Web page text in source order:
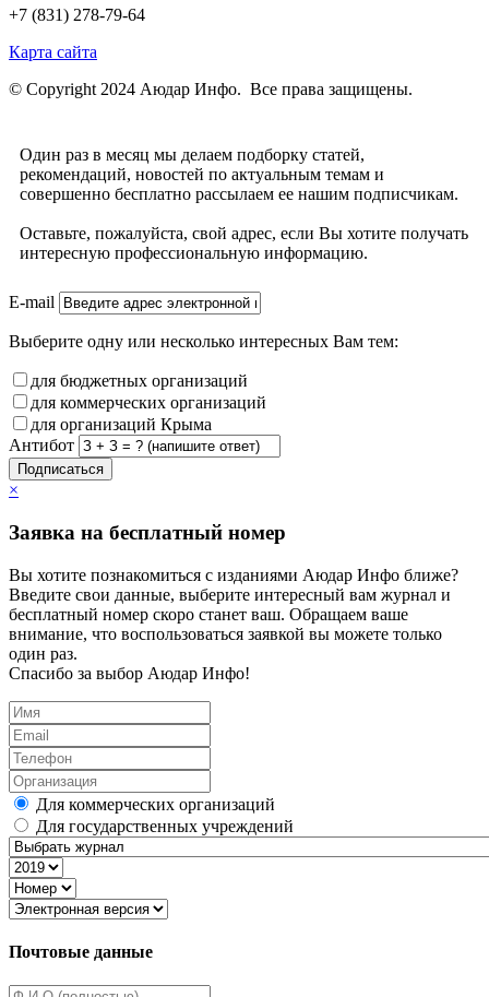
+7 (831) 278-79-64
Карта сайта
© Copyright 2024 Аюдар Инфо. Все права защищены.
Один раз в месяц мы делаем подборку статей,
рекомендаций, новостей по актуальным темам и
совершенно бесплатно рассылаем ее нашим подписчикам.
Оставьте, пожалуйста, свой адрес, если Вы хотите получать
интересную профессиональную информацию.
E-mail
Выберите одну или несколько интересных Вам тем:
для бюджетных организаций
для коммерческих организаций
для организаций Крыма
Антибот
Подписаться
×
Заявка на бесплатный номер
Вы хотите познакомиться с изданиями Аюдар Инфо ближе?
Введите свои данные, выберите интересный вам журнал и
бесплатный номер скоро станет ваш. Обращаем ваше
внимание, что воспользоваться заявкой вы можете только
один раз.
Спасибо за выбор Аюдар Инфо!
Для коммерческих организаций
Для государственных учреждений
Почтовые данные